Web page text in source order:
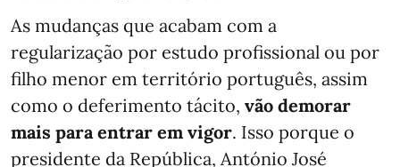
As mudanças que acabam com a
regularização por estudo profissional ou por
filho menor em território português, assim
como o deferimento tácito, vão demorar
mais para entrar em vigor. Isso porque o
presidente da República, António José